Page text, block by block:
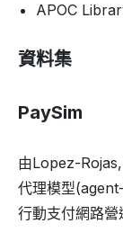
APOC
資料集
PaySim
由Lopez-
代理模型
行動支付網路營